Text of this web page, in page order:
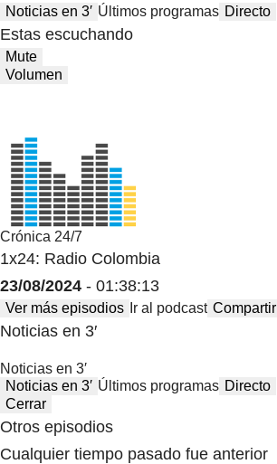
Noticias en 3′ Últimos programas Directo
Estas escuchando
Mute
Volumen
Crónica 24/7
1x24: Radio Colombia
23/08/2024 - 01:38:13
Ver más episodios Ir al podcast Compartir
Noticias en 3′
Noticias en 3′
Noticias en 3′ Últimos programas Directo
Cerrar
Otros episodios
Cualquier tiempo pasado fue anterior